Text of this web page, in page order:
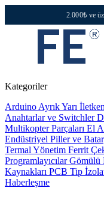
2.000₺ ve
Kategoriler
Arduino Ayrık Yarı
Anahtarlar ve Switchler
Multikopter Parçaları El
Endüstriyel Piller ve
Termal Yönetim Ferrit
ProgramlayıcılarGömülü
Kaynakları PCB Tip
Haberleşme